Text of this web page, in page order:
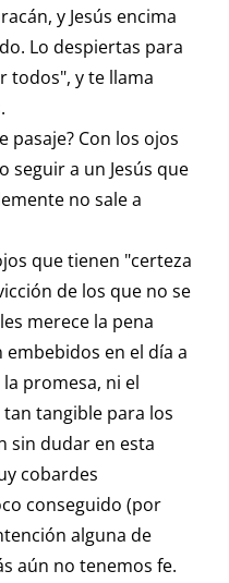
y Jesús encima
Lo despiertas para
todos", y te llama
pasaje? Con los ojos
seguir a un Jesús que
no sale a
que tienen "certeza
de los que no se
merece la pena
en el día a
promesa, ni el
tangible para los
sin dudar en esta
cobardes
conseguido (por
alguna de
aún no tenemos fe.